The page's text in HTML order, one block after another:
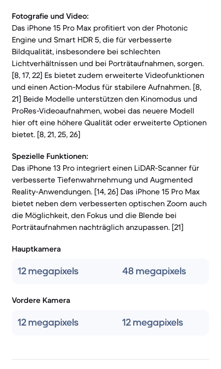
Fotografie und Video:
Das iPhone 15 Pro Max profitiert von der Photonic
Engine und Smart HDR 5, die für verbesserte
Bildqualität, insbesondere bei schlechten
Lichtverhältnissen und bei Porträtaufnahmen, sorgen.
[8, 17, 22] Es bietet zudem erweiterte Videofunktionen
und einen Action-Modus für stabilere Aufnahmen. [8,
21] Beide Modelle unterstützen den Kinomodus und
ProRes-Videoaufnahmen, wobei das neuere Modell
hier oft eine höhere Qualität oder erweiterte Optionen
bietet. [8, 21, 25, 26]
Spezielle Funktionen:
Das iPhone 13 Pro integriert einen LiDAR-Scanner für
verbesserte Tiefenwahrnehmung und Augmented
Reality-Anwendungen. [14, 26] Das iPhone 15 Pro Max
bietet neben dem verbesserten optischen Zoom auch
die Möglichkeit, den Fokus und die Blende bei
Porträtaufnahmen nachträglich anzupassen. [21]
Hauptkamera
12 megapixels 48 megapixels
Vordere Kamera
12 megapixels 12 megapixels